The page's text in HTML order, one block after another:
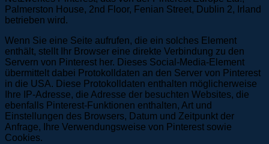
Palmerston House, 2nd Floor, Fenian Street, Dublin 2, Irland
betrieben wird.
Wenn Sie eine Seite aufrufen, die ein solches Element
enthält, stellt Ihr Browser eine direkte Verbindung zu den
Servern von Pinterest her. Dieses Social-Media-Element
übermittelt dabei Protokolldaten an den Server von Pinterest
in die USA. Diese Protokolldaten enthalten möglicherweise
Ihre IP-Adresse, die Adresse der besuchten Websites, die
ebenfalls Pinterest-Funktionen enthalten, Art und
Einstellungen des Browsers, Datum und Zeitpunkt der
Anfrage, Ihre Verwendungsweise von Pinterest sowie
Cookies.